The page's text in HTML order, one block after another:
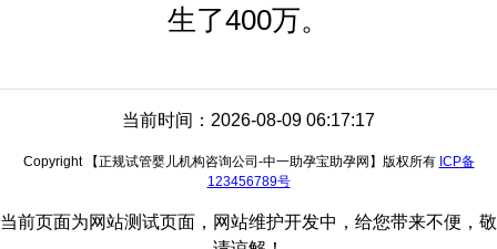
生了400万。
当前时间：2026-08-09 06:17:17
Copyright 【正规试管婴儿机构咨询公司-中一助孕宝助孕网】版权所有 ICP备
123456789号
当前页面为网站测试页面，网站维护开发中，给您带来不便，敬